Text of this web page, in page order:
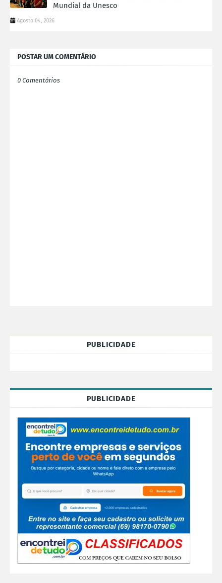
Mundial da Unesco
Agosto 04, 2026
POSTAR UM COMENTÁRIO
0 Comentários
PUBLICIDADE
PUBLICIDADE